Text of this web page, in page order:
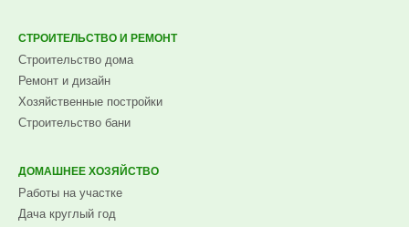
СТРОИТЕЛЬСТВО И РЕМОНТ
Строительство дома
Ремонт и дизайн
Хозяйственные постройки
Строительство бани
ДОМАШНЕЕ ХОЗЯЙСТВО
Работы на участке
Дача круглый год